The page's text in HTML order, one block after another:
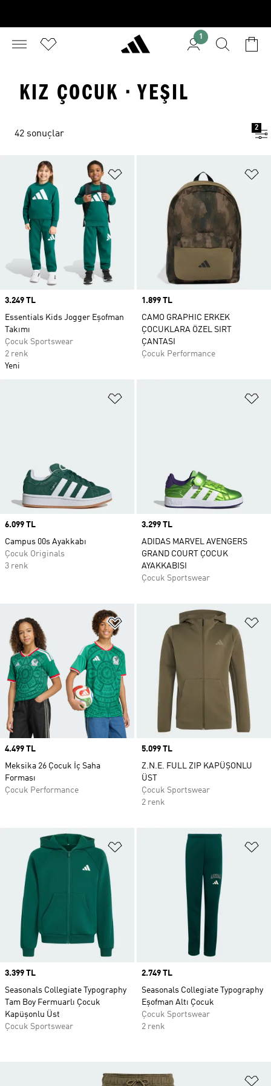
1
KIZ ÇOCUK · YEŞIL
42 sonuçlar
2
Favori Listesine Ekle
Price
3.249 TL
Essentials Kids Jogger Eşofman
Takımı
Çocuk Sportswear
2 renk
Yeni
Price
1.899 TL
CAMO GRAPHIC ERKEK
ÇOCUKLARA ÖZEL SIRT
ÇANTASI
Çocuk Performance
Price
6.099 TL
Campus 00s Ayakkabı
Çocuk Originals
3 renk
Price
3.299 TL
ADIDAS MARVEL AVENGERS
GRAND COURT ÇOCUK
AYAKKABISI
Çocuk Sportswear
Favori Listesine Ekle
Price
4.499 TL
Meksika 26 Çocuk İç Saha
Forması
Çocuk Performance
Price
5.099 TL
Z.N.E. FULL ZIP KAPÜŞONLU
ÜST
Çocuk Sportswear
2 renk
Favori Listesine Ekle
Price
3.399 TL
Seasonals Collegiate Typography
Tam Boy Fermuarlı Çocuk
Kapüşonlu Üst
Çocuk Sportswear
Price
2.749 TL
Seasonals Collegiate Typography
Eşofman Altı Çocuk
Çocuk Sportswear
2 renk